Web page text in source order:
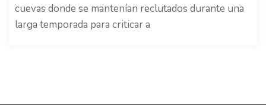
cuevas donde se mantenían reclutados durante una
larga temporada para criticar a